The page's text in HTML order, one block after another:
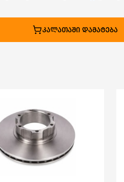
ᲙᲐᲚᲐᲗᲐᲨᲘ ᲓᲐᲛᲐᲢᲔᲑᲐ